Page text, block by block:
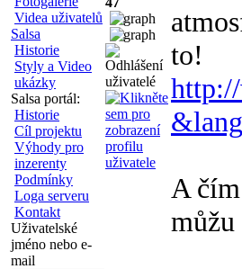
Videa uživatelů
Salsa
Historie
Styly a Video
ukázky
Salsa portál:
Historie
Cíl projektu
Výhody pro
inzerenty
Podmínky
Loga serveru
Kontakt
Uživatelské
jméno nebo e-
mail
to!
A